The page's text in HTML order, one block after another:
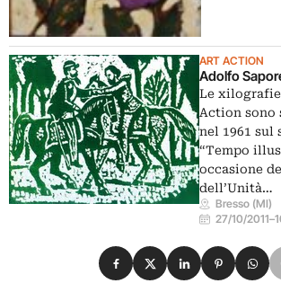
ART ACTION
Adolfo
Le
Action sono
nel 1961 sul
“Tempo
occasione
dell’Unità…
Bresso (MI)
27/10/2011–
Condividi su Facebook
Condividi su X
Condividi su
Condividi